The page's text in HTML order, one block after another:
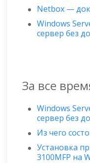
Netbox —
Windows
сервер без
За все
Windows
сервер без
Из чего
Установка
3100MFP на